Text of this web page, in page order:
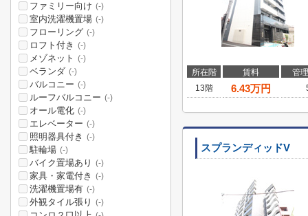
所在階 賃料
管
13階
6.43万円
スプランディッドV
ファミリー向け (-)
室内洗濯機置場 (-)
フローリング (-)
ロフト付き (-)
メゾネット (-)
ベランダ (-)
バルコニー (-)
ルーフバルコニー (-)
オール電化 (-)
エレベーター (-)
照明器具付き (-)
駐輪場 (-)
バイク置場あり (-)
家具・家電付き (-)
洗濯機置場有 (-)
外観タイル張り (-)